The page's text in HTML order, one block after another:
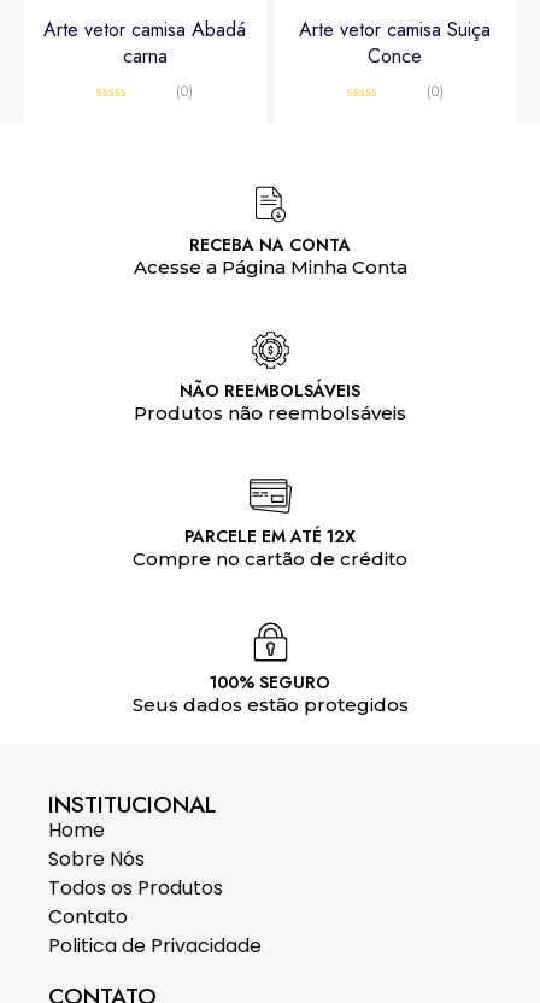
Arte vetor camisa Abadá
carna
(0)
Arte vetor camisa Suiça
Conce
(0)
RECEBA NA CONTA
Acesse a Página Minha Conta
NÃO REEMBOLSÁVEIS
Produtos não reembolsáveis
PARCELE EM ATÉ 12X
Compre no cartão de crédito
100% SEGURO
Seus dados estão protegidos
INSTITUCIONAL
Home
Sobre Nós
Todos os Produtos
Contato
Politica de Privacidade
CONTATO